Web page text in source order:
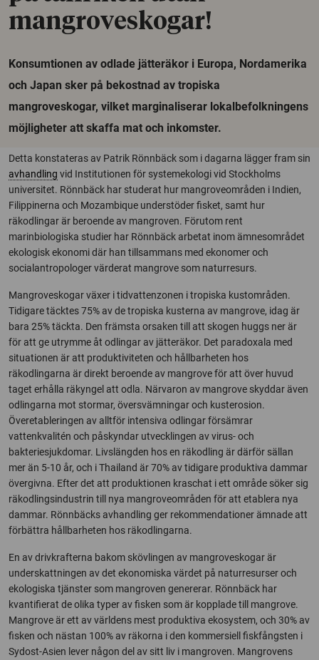
mangroveskogar!
Konsumtionen av odlade jätteräkor i Europa, Nordamerika
och Japan sker på bekostnad av tropiska
mangroveskogar, vilket marginaliserar lokalbefolkningens
möjligheter att skaffa mat och inkomster.
Detta konstateras av Patrik Rönnbäck som i dagarna lägger fram sin
avhandling vid Institutionen för systemekologi vid Stockholms
universitet. Rönnbäck har studerat hur mangroveområden i Indien,
Filippinerna och Mozambique understöder fisket, samt hur
räkodlingar är beroende av mangroven. Förutom rent
marinbiologiska studier har Rönnbäck arbetat inom ämnesområdet
ekologisk ekonomi där han tillsammans med ekonomer och
socialantropologer värderat mangrove som naturresurs.
Mangroveskogar växer i tidvattenzonen i tropiska kustområden.
Tidigare täcktes 75% av de tropiska kusterna av mangrove, idag är
bara 25% täckta. Den främsta orsaken till att skogen huggs ner är
för att ge utrymme åt odlingar av jätteräkor. Det paradoxala med
situationen är att produktiviteten och hållbarheten hos
räkodlingarna är direkt beroende av mangrove för att över huvud
taget erhålla räkyngel att odla. Närvaron av mangrove skyddar även
odlingarna mot stormar, översvämningar och kusterosion.
Överetableringen av alltför intensiva odlingar försämrar
vattenkvalitén och påskyndar utvecklingen av virus- och
bakteriesjukdomar. Livslängden hos en räkodling är därför sällan
mer än 5-10 år, och i Thailand är 70% av tidigare produktiva dammar
övergivna. Efter det att produktionen kraschat i ett område söker sig
räkodlingsindustrin till nya mangroveområden för att etablera nya
dammar. Rönnbäcks avhandling ger rekommendationer ämnade att
förbättra hållbarheten hos räkodlingarna.
En av drivkrafterna bakom skövlingen av mangroveskogar är
underskattningen av det ekonomiska värdet på naturresurser och
ekologiska tjänster som mangroven genererar. Rönnbäck har
kvantifierat de olika typer av fisken som är kopplade till mangrove.
Mangrove är ett av världens mest produktiva ekosystem, och 30% av
fisken och nästan 100% av räkorna i den kommersiell fiskfångsten i
Sydost-Asien lever någon del av sitt liv i mangroven. Mangrovens